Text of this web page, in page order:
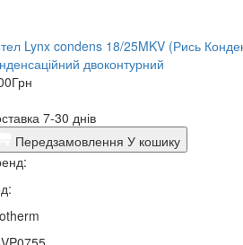
Lynx condens 18/25MKV (Рись
двоконтурний
Грн
7-30 днів
Передзамовлення У кошику